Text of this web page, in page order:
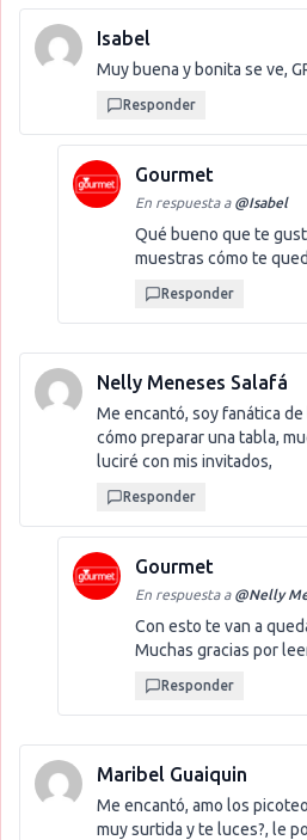
Isabel
Muy buena y bonita se ve,
Responder
Gourmet
En respuesta a @Isabel
Qué bueno que te
muestras cómo te
Responder
Nelly Meneses Salafá
Me encantó, soy fanática
cómo preparar una tabla,
luciré con mis invitados,
Responder
Gourmet
En respuesta a @Nelly
Con esto te van a
Muchas gracias por
Responder
Maribel Guaiquin
Me encantó, amo los
muy surtida y te luces?, le